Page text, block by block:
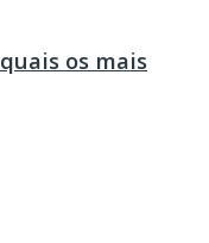
os mais